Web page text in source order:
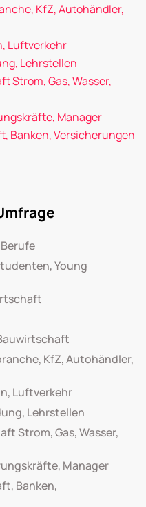
KfZ, Autohändler,
Luftverkehr
Lehrstellen
Strom, Gas, Wasser,
Manager
Banken, Versicherungen
Young
KfZ, Autohändler,
Luftverkehr
Lehrstellen
Strom, Gas, Wasser,
Manager
Banken,